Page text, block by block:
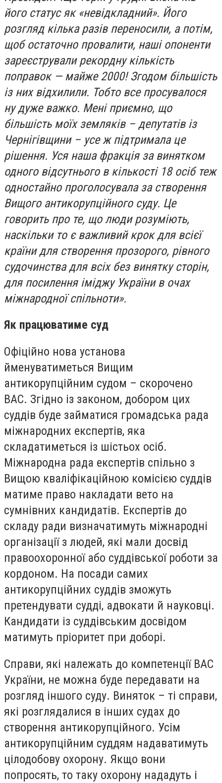
його статус як «невідкладний». Його
розгляд кілька разів переносили, а потім,
щоб остаточно провалити, наші опоненти
зареєстрували рекордну кількість
поправок — майже 2000! Згодом більшість
із них відхилили. Тобто все просувалося
ну дуже важко. Мені приємно, що
більшість моїх земляків – депутатів із
Чернігівщини – усе ж підтримала це
рішення. Уся наша фракція за винятком
одного відсутнього в кількості 18 осіб теж
одностайно проголосувала за створення
Вищого антикорупційного суду. Це
говорить про те, що люди розуміють,
наскільки то є важливий крок для всієї
країни для створення прозорого, рівного
судочинства для всіх без винятку сторін,
для посилення іміджу України в очах
міжнародної спільноти».
Як працюватиме суд
Офіційно нова установа
йменуватиметься Вищим
антикорупційним судом – скорочено
ВАС. Згідно із законом, добором цих
суддів буде займатися громадська рада
міжнародних експертів, яка
складатиметься із шістьох осіб.
Міжнародна рада експертів спільно з
Вищою кваліфікаційною комісією суддів
матиме право накладати вето на
сумнівних кандидатів. Експертів до
складу ради визначатимуть міжнародні
організації з людей, які мали досвід
правоохоронної або суддівської роботи за
кордоном. На посади самих
антикорупційних суддів зможуть
претендувати судді, адвокати й науковці.
Кандидати із суддівським досвідом
матимуть пріоритет при доборі.
Справи, які належать до компетенції ВАС
України, не можна буде передавати на
розгляд іншого суду. Виняток – ті справи,
які розглядалися в інших судах до
створення антикорупційного. Усім
антикорупційним суддям надаватимуть
цілодобову охорону. Якщо вони
попросять, то таку охорону нададуть і